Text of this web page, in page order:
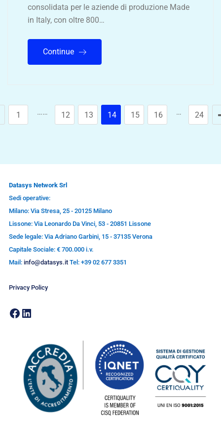
consolidata per le aziende di produzione Made
in Italy, con oltre 800…
Continue
1 …… 12 13 14 15 16 … 24
Datasys Network Srl
Sedi operative:
Milano: Via Stresa, 25 - 20125 Milano
Lissone: Via Leonardo Da Vinci, 53 - 20851 Lissone
Sede legale: Via Adriano Garbini, 15 - 37135 Verona
Capitale Sociale: € 700.000 i.v.
Mail: info@datasys.it Tel: +39 02 677 3351
Privacy Policy